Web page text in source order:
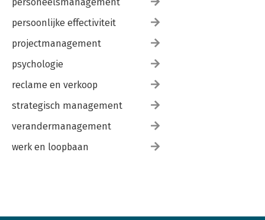
persoonlijke effectiviteit
projectmanagement
psychologie
reclame en verkoop
strategisch management
verandermanagement
werk en loopbaan